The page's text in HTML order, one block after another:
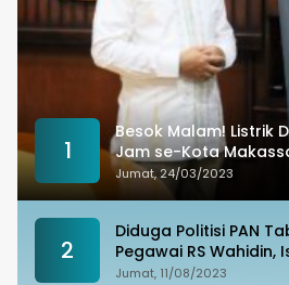
1
Besok Malam! Listrik
Jam se-Kota
Perubahan Iklim
Jumat, 24/03/2023
2
Diduga Politisi PAN
Pegawai RS Wahidin,
Tak Terima
Jumat, 11/08/2023